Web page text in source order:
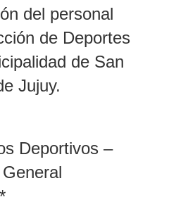
del personal
de Deportes
de San
Jujuy.
Deportivos –